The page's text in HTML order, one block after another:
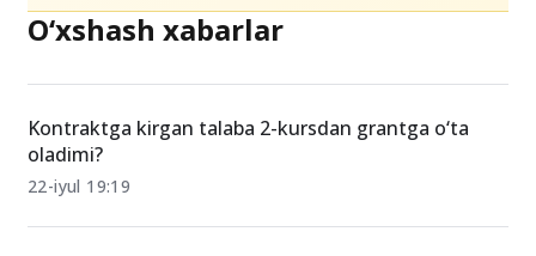
O‘xshash xabarlar
Kontraktga kirgan talaba 2-kursdan grantga o‘ta
oladimi?
22-iyul 19:19